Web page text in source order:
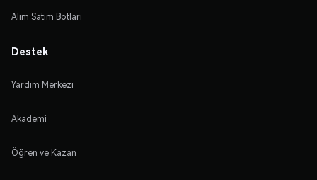
Alım Satım Botları
Destek
Yardım Merkezi
Akademi
Öğren ve Kazan